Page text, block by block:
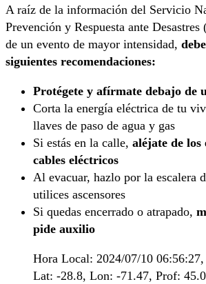
A raíz de la información del Servicio
Prevención y Respuesta ante Desastres
de un evento de mayor intensidad,
siguientes recomendaciones:
Protégete y afírmate debajo de
Corta la energía eléctrica de tu
llaves de paso de agua y gas
Si estás en la calle, aléjate de los
cables eléctricos
Al evacuar, hazlo por la escalera
utilices ascensores
Si quedas encerrado o atrapado,
pide auxilio
Hora Local: 2024/07/10
Lat: -28.8, Lon: -71.47, Prof: